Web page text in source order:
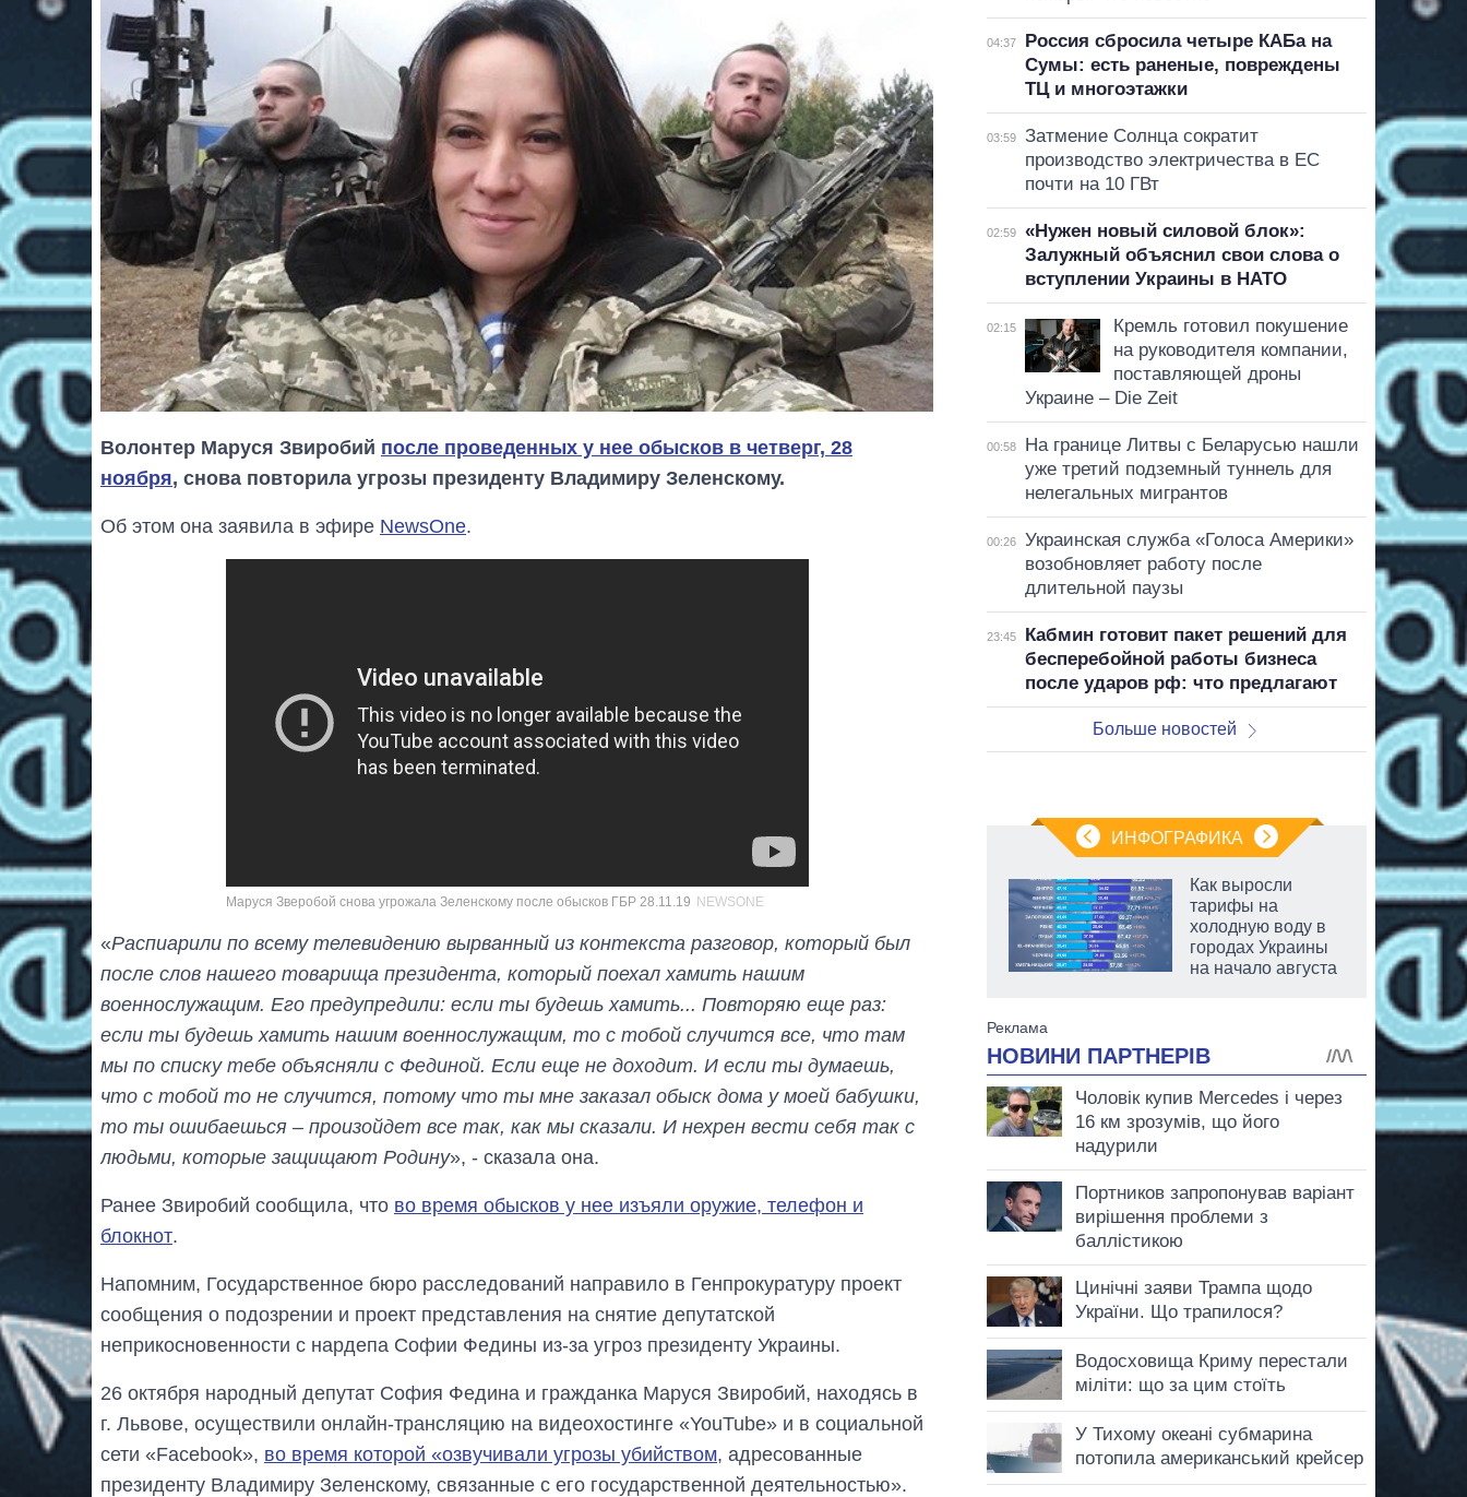
Волонтер Маруся Звиробий после проведенных у нее обысков в четверг, 28
ноября, снова повторила угрозы президенту Владимиру Зеленскому.
Об этом она заявила в эфире NewsОne.
Маруся Зверобой снова угрожала Зеленскому после обысков ГБР 28.11.19 NEWSONE
«Распиарили по всему телевидению вырванный из контекста разговор, который был
после слов нашего товарища президента, который поехал хамить нашим
военнослужащим. Его предупредили: если ты будешь хамить... Повторяю еще раз:
если ты будешь хамить нашим военнослужащим, то с тобой случится все, что там
мы по списку тебе объясняли с Фединой. Если еще не доходит. И если ты думаешь,
что с тобой то не случится, потому что ты мне заказал обыск дома у моей бабушки,
то ты ошибаешься – произойдет все так, как мы сказали. И нехрен вести себя так с
людьми, которые защищают Родину», - сказала она.
Ранее Звиробий сообщила, что во время обысков у нее изъяли оружие, телефон и
блокнот.
Напомним, Государственное бюро расследований направило в Генпрокуратуру проект
сообщения о подозрении и проект представления на снятие депутатской
неприкосновенности с нардепа Софии Федины из-за угроз президенту Украины.
26 октября народный депутат София Федина и гражданка Маруся Звиробий, находясь в
г. Львове, осуществили онлайн-трансляцию на видеохостинге «YouTube» и в социальной
сети «Facebook», во время которой «озвучивали угрозы убийством, адресованные
президенту Владимиру Зеленскому, связанные с его государственной деятельностью».
04:37
Россия сбросила четыре КАБа на
Сумы: есть раненые, повреждены
ТЦ и многоэтажки
03:59
Затмение Солнца сократит
производство электричества в ЕС
почти на 10 ГВт
02:59
«Нужен новый силовой блок»:
Залужный объяснил свои слова о
вступлении Украины в НАТО
02:15
Кремль готовил покушение
на руководителя компании,
поставляющей дроны
Украине – Die Zeit
00:58
На границе Литвы с Беларусью нашли
уже третий подземный туннель для
нелегальных мигрантов
00:26
Украинская служба «Голоса Америки»
возобновляет работу после
длительной паузы
23:45
Кабмин готовит пакет решений для
бесперебойной работы бизнеса
после ударов рф: что предлагают
Больше новостей
ИНФОГРАФИКА
Украине до и во
Как выросли
тарифы на
холодную воду в
городах Украины
на начало августа